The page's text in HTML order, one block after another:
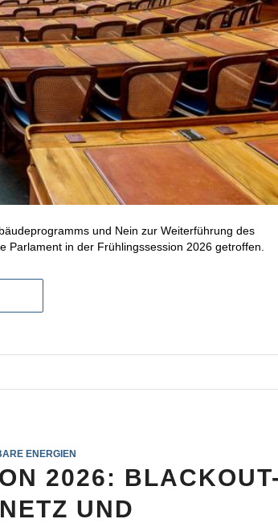
und Nein zur Weiterführung des
Parlament in der Frühlingssession 2026 getroffen.
ENERGIEN
2026:
UND